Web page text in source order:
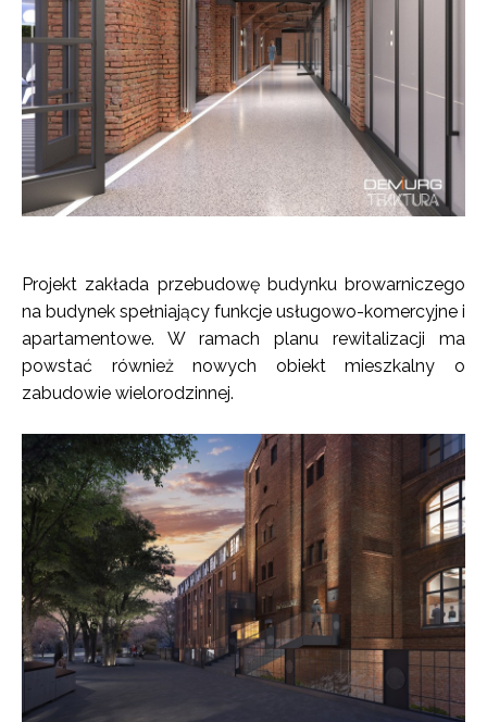
Projekt zakłada przebudowę budynku browarniczego
na budynek spełniający funkcje usługowo-komercyjne i
apartamentowe. W ramach planu rewitalizacji ma
powstać również nowych obiekt mieszkalny o
zabudowie wielorodzinnej.